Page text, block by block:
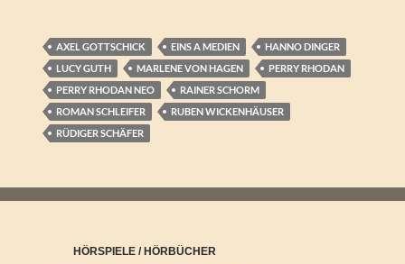
AXEL GOTTSCHICK EINS A MEDIEN
HANNO DINGER
LUCY GUTH
MARLENE VON HAGEN
PERRY RHODAN
PERRY RHODAN NEO
RAINER SCHORM
ROMAN SCHLEIFER
RUBEN WICKENHÄUSER
RÜDIGER SCHÄFER
HÖRSPIELE / HÖRBÜCHER